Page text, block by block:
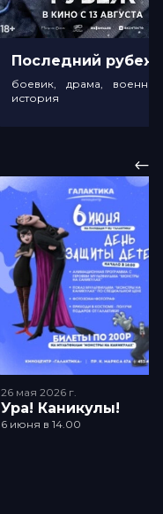
боевик, драма,
история
26 мая 2026 г.
Ура! Каникулы!
6 июня в 14.00